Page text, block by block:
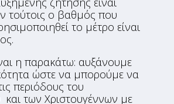
τούτοις ο βαθμός που
το μέτρο είναι
η παρακάτω: αυξάνουμε
ώστε να μπορούμε να
περιόδους του
και των Χριστουγέννων με